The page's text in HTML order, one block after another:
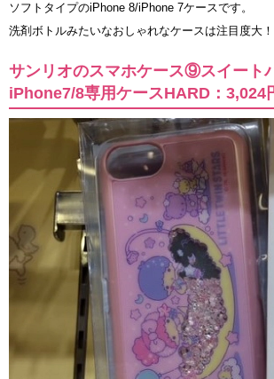
ソフトタイプのiPhone 8/iPhone 7ケースです。
洗剤ボトルみたいなおしゃれなケースは注目度大！
サンリオのスマホケース⑨スイート
iPhone7/8専用ケースHARD：3,024